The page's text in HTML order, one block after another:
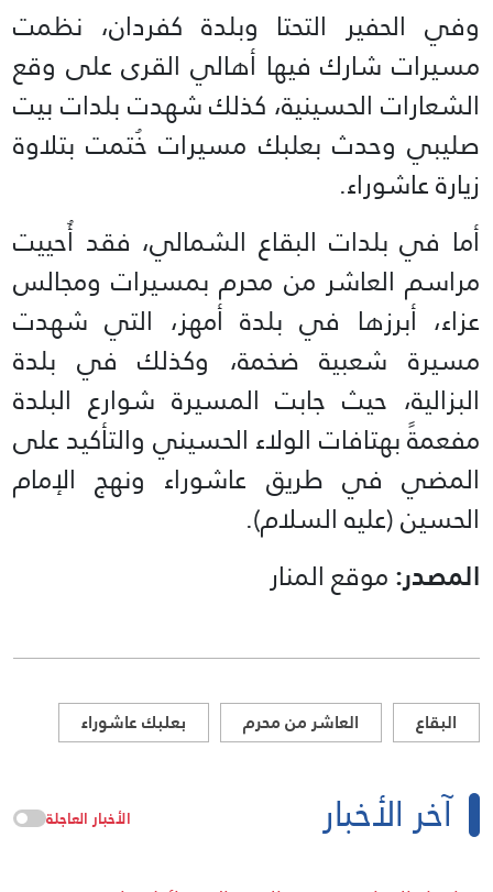
وفي الحفير التحتا وبلدة كفردان، نظمت
مسيرات شارك فيها أهالي القرى على وقع
الشعارات الحسينية، كذلك شهدت بلدات بيت
صليبي وحدث بعلبك مسيرات خُتمت بتلاوة
زيارة عاشوراء.
أما في بلدات البقاع الشمالي، فقد أُحييت
مراسم العاشر من محرم بمسيرات ومجالس
عزاء، أبرزها في بلدة أمهز، التي شهدت
مسيرة شعبية ضخمة، وكذلك في بلدة
البزالية، حيث جابت المسيرة شوارع البلدة
مفعمةً بهتافات الولاء الحسيني والتأكيد على
المضي في طريق عاشوراء ونهج الإمام
الحسين (عليه السلام).
المصدر:موقع المنار
البقاع العاشر من محرم بعلبك عاشوراء
آخر الأخبار الأخبار العاجلة